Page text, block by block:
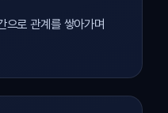
으로 관계를 쌓아가며